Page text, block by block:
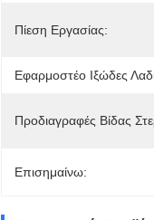
Πίεση Εργασίας:
Εφαρμοστέο Ιξώδες
Προδιαγραφές Βίδας
Επισημαίνω: